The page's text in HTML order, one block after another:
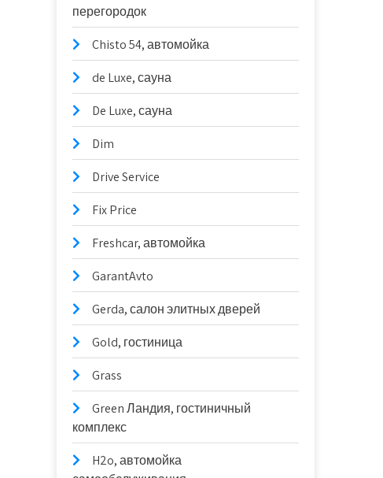
перегородок
Chisto 54, автомойка
de Luxe, сауна
De Luxe, сауна
Dim
Drive Service
Fix Price
Freshcar, автомойка
GarantAvto
Gerda, салон элитных дверей
Gold, гостиница
Grass
Green Ландия, гостиничный
комплекс
H2o, автомойка